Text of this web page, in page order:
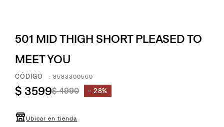
501 MID THIGH SHORT PLEASED TO
MEET YOU
:8583300560
$ 3599$ 4990 28%
Ubicar en tienda
. 726
campera
. 510
. baggy
10. jean